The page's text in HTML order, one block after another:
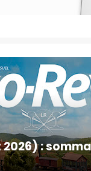
2026) :